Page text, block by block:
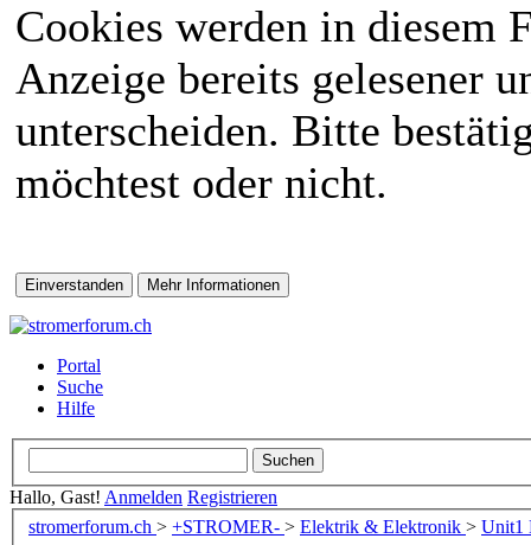
Cookies werden in diesem
Anzeige bereits gelesener
unterscheiden. Bitte
möchtest oder nicht.
Portal
Suche
Hilfe
Hallo, Gast! Anmelden Registrieren
stromerforum.ch > +STROMER- > Elektrik & Elektronik > Unit1